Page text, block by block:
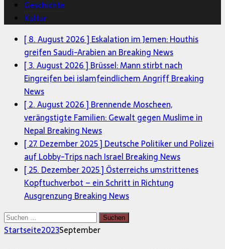
Geschichte
Kultur
[ 8. August 2026 ] Eskalation im Jemen: Houthis
greifen Saudi-Arabien an Breaking News
[ 3. August 2026 ] Brüssel: Mann stirbt nach
Eingreifen bei islamfeindlichem AngriffBreaking
News
[ 2. August 2026 ] Brennende Moscheen,
verängstigte Familien: Gewalt gegen Muslime in
Nepal Breaking News
[ 27. Dezember 2025 ] Deutsche Politiker und Polizei
auf Lobby-Trips nach Israel Breaking News
[ 25. Dezember 2025 ] Österreichs umstrittenes
Kopftuchverbot – ein Schritt in Richtung
Ausgrenzung Breaking News
Suchen
nach:
Startseite2023September